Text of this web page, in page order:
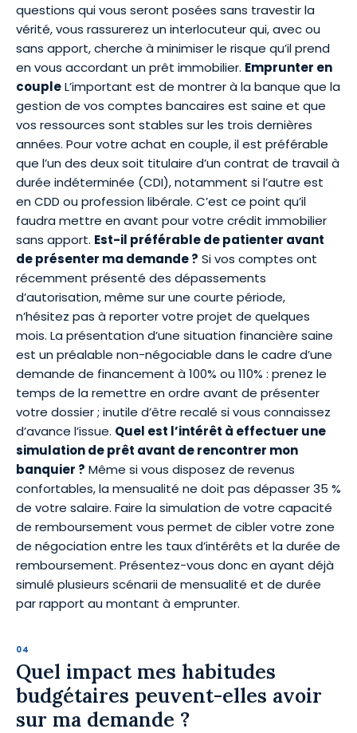
questions qui vous seront posées sans travestir la
vérité, vous rassurerez un interlocuteur qui, avec ou
sans apport, cherche à minimiser le risque qu’il prend
en vous accordant un prêt immobilier. Emprunter en
coupleL’important est de montrer à la banque que la
gestion de vos comptes bancaires est saine et que
vos ressources sont stables sur les trois dernières
années. Pour votre achat en couple, il est préférable
que l’un des deux soit titulaire d’un contrat de travail à
durée indéterminée (CDI), notamment si l’autre est
en CDD ou profession libérale. C’est ce point qu’il
faudra mettre en avant pour votre crédit immobilier
sans apport. Est-il préférable de patienter avant
de présenter ma demande ? Si vos comptes ont
récemment présenté des dépassements
d’autorisation, même sur une courte période,
n’hésitez pas à reporter votre projet de quelques
mois. La présentation d’une situation financière saine
est un préalable non-négociable dans le cadre d’une
demande de financement à 100% ou 110% : prenez le
temps de la remettre en ordre avant de présenter
votre dossier ; inutile d’être recalé si vous connaissez
d’avance l’issue. Quel est l’intérêt à effectuer une
simulation de prêt avant de rencontrer mon
banquier ? Même si vous disposez de revenus
confortables, la mensualité ne doit pas dépasser 35 %
de votre salaire. Faire la simulation de votre capacité
de remboursement vous permet de cibler votre zone
de négociation entre les taux d’intérêts et la durée de
remboursement. Présentez-vous donc en ayant déjà
simulé plusieurs scénarii de mensualité et de durée
par rapport au montant à emprunter.
Quel impact mes habitudes
budgétaires peuvent-elles avoir
sur ma demande ?